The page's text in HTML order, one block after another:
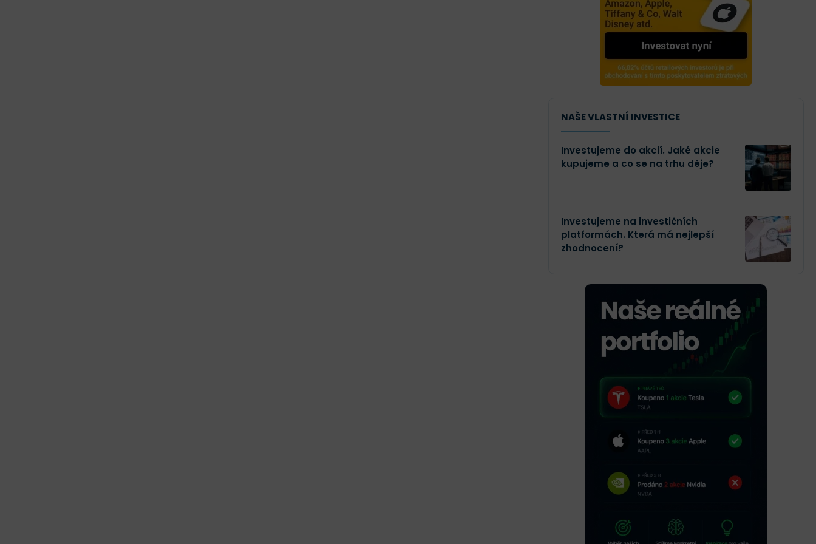
NAŠE VLASTNÍ INVESTICE
Investujeme do akcií. Jaké akcie
kupujeme a co se na trhu děje?
Investujeme na investičních
platformách. Která má nejlepší
zhodnocení?